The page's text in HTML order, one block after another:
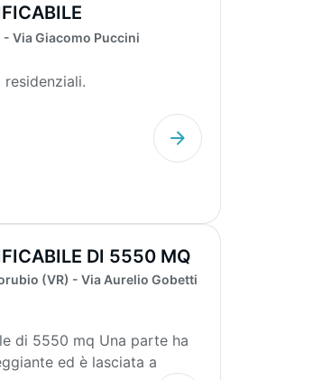
- Via Giacomo Puccini
DI 5550 MQ
(VR) - Via Aurelio Gobetti
mq Una parte ha
ed è lasciata a